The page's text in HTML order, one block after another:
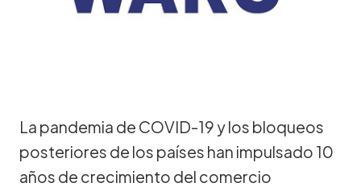
La pandemia de COVID-19 y los bloqueos
posteriores de los países han impulsado 10
años de crecimiento del comercio